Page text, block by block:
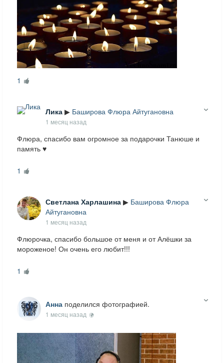
1
Лика ▶ Баширова Флюра Айтугановна
1 месяц назад
Флюра, спасибо вам огромное за подарочки Танюше и
память ♥️
1
Светлана Харлашина ▶ Баширова Флюра
Айтугановна
1 месяц назад
Флюрочка, спасибо большое от меня и от Алёшки за
мороженое! Он очень его любит!!!
1
Аннаподелился фотографией.
1 месяц назад